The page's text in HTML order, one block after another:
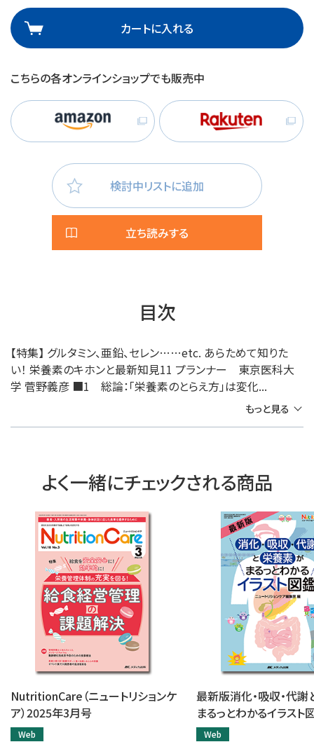
カートに入れる
こちらの各オンラインショップでも販売中
検討中リストに追加
立ち読みする
目次
【特集】 グルタミン、亜鉛、セレン……etc. あらためて知りた
い！ 栄養素のキホンと最新知見11 プランナー 東京医科大
学 菅野義彦 ■1 総論：「栄養素のとらえ方」は変化...
もっと見る
よく一緒にチェックされる商品
NutritionCare（ニュートリションケ
ア）2025年3月号
Web
最新版消化・吸収・代
まるっとわかるイラスト
Web